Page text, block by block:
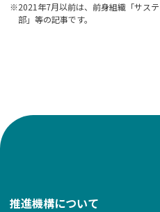
※2021年7月以前は、前身組織「サス
部」等の記事です。
推進機構について